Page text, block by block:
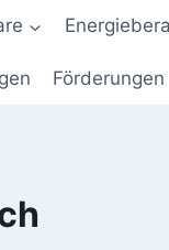
Förderungen